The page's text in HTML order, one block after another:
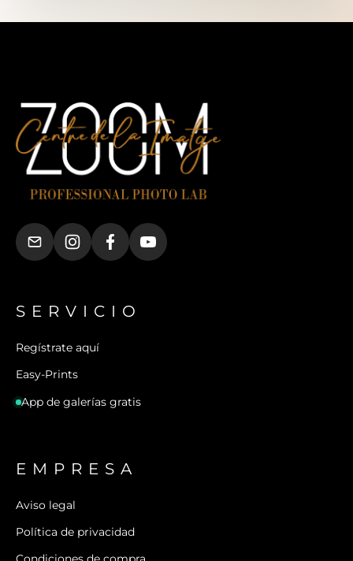
SERVICIO
Regístrate aquí
Easy-Prints
App de galerías gratis
EMPRESA
Aviso legal
Política de privacidad